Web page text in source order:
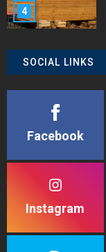
4
SOCIAL LINKS
Facebook
Instagram